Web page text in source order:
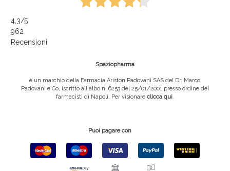
4,3/5
962
Recensioni
Spaziopharma
è un marchio della Farmacia Ariston Padovani SAS del Dr. Marco
Padovani e Co, iscritto all'albo n. 6253 del 25/01/2001 presso ordine dei
farmacisti di Napoli. Per visionare clicca qui.
Puoi pagare con